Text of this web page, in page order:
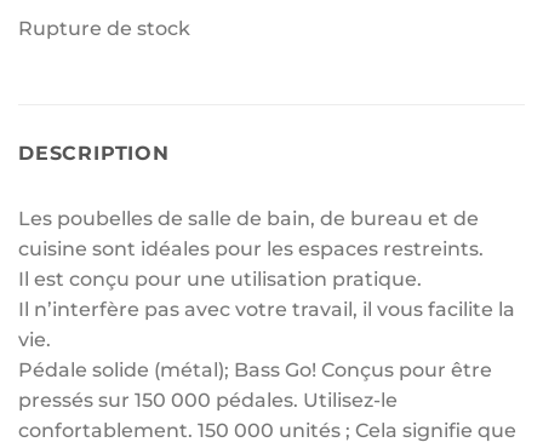
Rupture de stock
DESCRIPTION
Les poubelles de salle de bain, de bureau et de
cuisine sont idéales pour les espaces restreints.
Il est conçu pour une utilisation pratique.
Il n’interfère pas avec votre travail, il vous facilite la
vie.
Pédale solide (métal); Bass Go! Conçus pour être
pressés sur 150 000 pédales. Utilisez-le
confortablement. 150 000 unités ; Cela signifie que